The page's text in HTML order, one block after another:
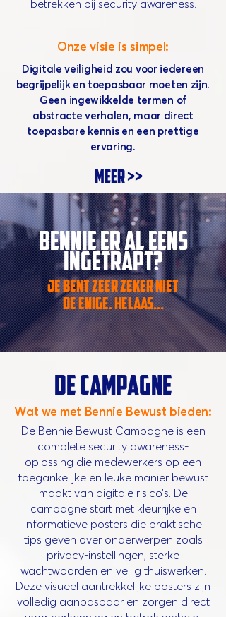
betrekken bij security awareness.
Onze visie is simpel:
Digitale veiligheid zou voor iedereen
begrijpelijk en toepasbaar moeten zijn.
Geen ingewikkelde termen of
abstracte verhalen, maar direct
toepasbare kennis en een prettige
ervaring.
meer >>
bennie er al eens
ingetrapt?
je bent zeer zeker niet
de enige. helaas...
de campagne
Wat we met Bennie Bewust bieden:
De Bennie Bewust Campagne is een
complete security awareness-
oplossing die medewerkers op een
toegankelijke en leuke manier bewust
maakt van digitale risico’s. De
campagne start met kleurrijke en
informatieve posters die praktische
tips geven over onderwerpen zoals
privacy-instellingen, sterke
wachtwoorden en veilig thuiswerken.
Deze visueel aantrekkelijke posters zijn
volledig aanpasbaar en zorgen direct